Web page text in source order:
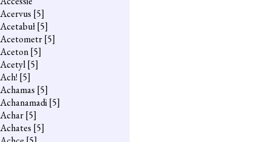
Acervus [5]
Acetabuł[5]
Acetometr[5]
Aceton[5]
Acetyl[5]
Ach! [5]
Achamas [5]
Achanamadi[5]
Achar[5]
Achates [5]